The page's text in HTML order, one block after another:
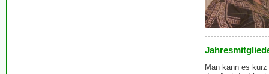
Man kann es